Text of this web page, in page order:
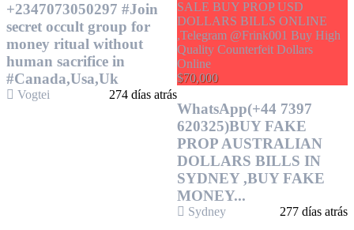
+2347073050297 #Join
secret occult group for
money ritual without
human sacrifice in
#Canada,Usa,Uk
Vogtei 274 días atrás
$70,000
WhatsApp(+44 7397
620325)BUY FAKE
PROP AUSTRALIAN
DOLLARS BILLS IN
SYDNEY ,BUY FAKE
MONEY...
Sydney 277 días atrás